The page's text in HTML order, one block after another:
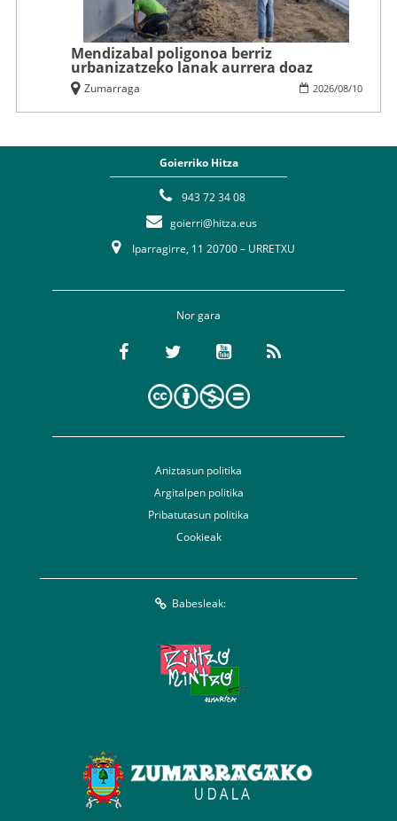
Mendizabal poligonoa berriz
urbanizatzeko lanak aurrera doaz
2026/08/10
Zumarraga
Goierriko Hitza
943 72 34 08
goierri@hitza.eus
Iparragirre, 11 20700 – URRETXU
Nor gara
Aniztasun politika
Argitalpen politika
Pribatutasun politika
Cookieak
Babesleak: